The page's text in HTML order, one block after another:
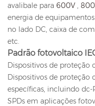
avalibale para 600V ,
energia de
no lado DC, caixa de
etc.
Padrão fotovoltaico
Dispositivos de proteção
Dispositivos de proteção
específicas, incluindo dc-
SPDs em aplicações